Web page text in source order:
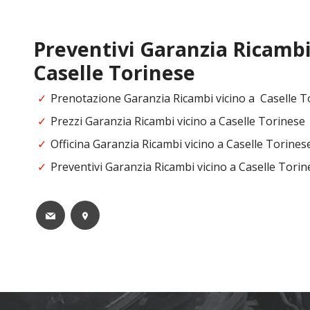
Preventivi Garanzia Ricambi
Caselle Torinese
Prenotazione Garanzia Ricambi vicino a Caselle
Prezzi Garanzia Ricambi vicino a Caselle Torinese
Officina Garanzia Ricambi vicino a Caselle
Preventivi Garanzia Ricambi vicino a Caselle